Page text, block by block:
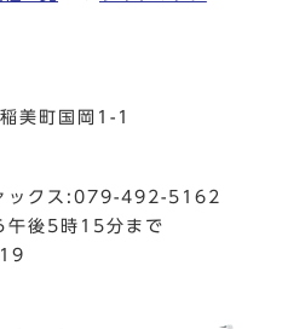
美町国岡1-1
ックス:079-492-5162
午後5時15分まで